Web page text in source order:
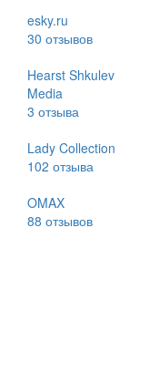
esky.ru
30 отзывов
Hearst Shkulev
Media
3 отзыва
Lady Collection
102 отзыва
OMAX
88 отзывов